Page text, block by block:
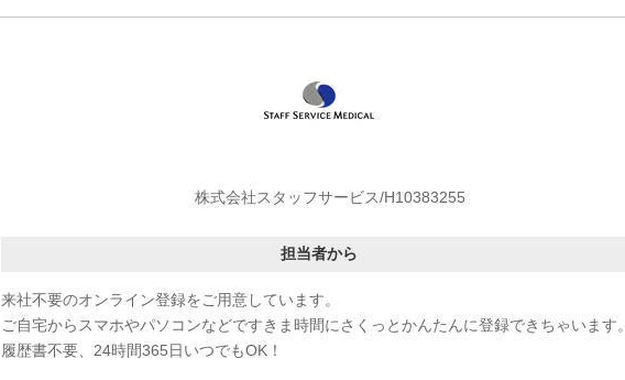
株式会社スタッフサービス/H10383255
担当者から
来社不要のオンライン登録をご用意しています。
ご自宅からスマホやパソコンなどですきま時間にさくっとかんたんに登録できちゃいます。
履歴書不要、24時間365日いつでもOK！